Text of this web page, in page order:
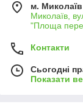
м. Миколаїв
Миколаїв,
"Площа
Контакти
Сьогодні
Показати